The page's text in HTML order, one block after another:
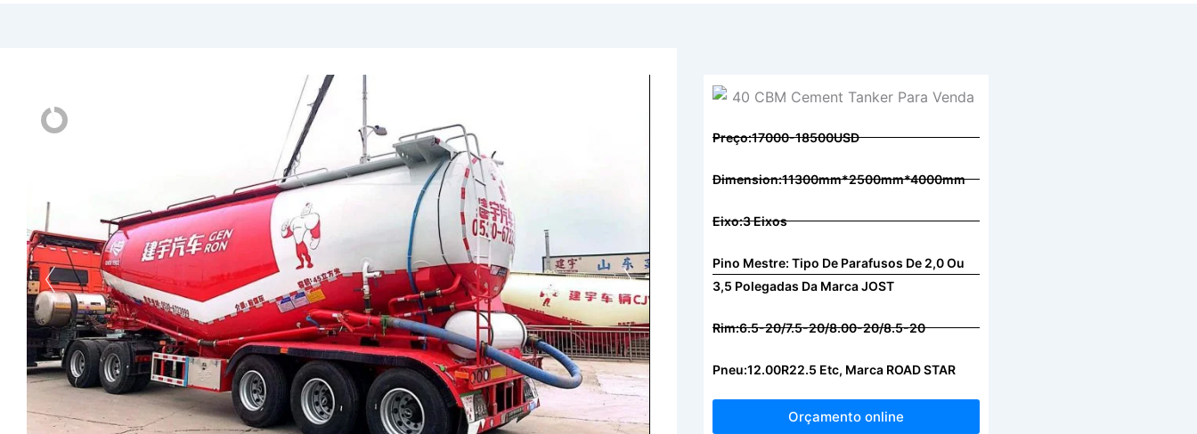
Preço:17000-18500USD
Dimension:11300mm*2500mm*4000mm
Eixo:3 Eixos
Pino Mestre: Tipo De Parafusos De 2,0 Ou
3,5 Polegadas Da Marca JOST
Rim:6.5-20/7.5-20/8.00-20/8.5-20
Pneu:12.00R22.5 Etc, Marca ROAD STAR
Orçamento online